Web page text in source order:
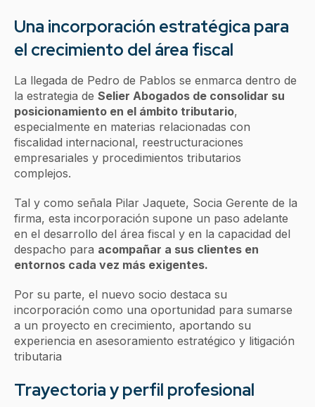
Una incorporación estratégica para
el crecimiento del área fiscal
La llegada de Pedro de Pablos se enmarca dentro de
la estrategia de Selier Abogados de consolidar su
posicionamiento en el ámbito tributario,
especialmente en materias relacionadas con
fiscalidad internacional, reestructuraciones
empresariales y procedimientos tributarios
complejos.
Tal y como señala Pilar Jaquete, Socia Gerente de la
firma, esta incorporación supone un paso adelante
en el desarrollo del área fiscal y en la capacidad del
despacho para acompañar a sus clientes en
entornos cada vez más exigentes.
Por su parte, el nuevo socio destaca su
incorporación como una oportunidad para sumarse
a un proyecto en crecimiento, aportando su
experiencia en asesoramiento estratégico y litigación
tributaria
Trayectoria y perfil profesional